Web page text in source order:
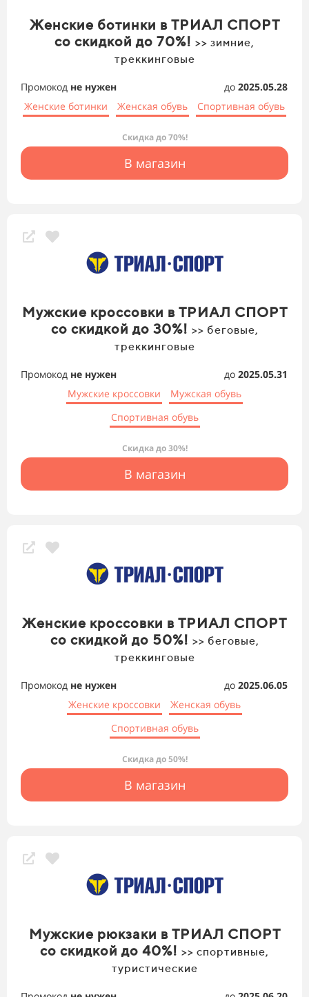
Женские ботинки в ТРИАЛ СПОРТ
со скидкой до 70%! >> зимние,
треккинговые
Промокод не нужен до 2025.05.28
Женские ботинки
Женская обувь Спортивная обувь
Скидка до 70%!
В магазин
Мужские кроссовки в ТРИАЛ СПОРТ
со скидкой до 30%! >> беговые,
треккинговые
Промокод не нужен до 2025.05.31
Мужские кроссовки
Мужская обувь
Спортивная обувь
Скидка до 30%!
В магазин
Женские кроссовки в ТРИАЛ СПОРТ
со скидкой до 50%! >> беговые,
треккинговые
Промокод не нужен до 2025.06.05
Женские кроссовки
Женская обувь
Спортивная обувь
Скидка до 50%!
В магазин
Мужские рюкзаки в ТРИАЛ СПОРТ
со скидкой до 40%! >> спортивные,
туристические